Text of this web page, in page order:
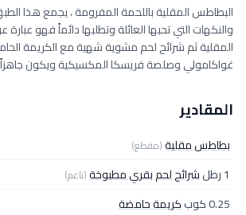
البطاطس المقلية باللحمة المفرومة ، يجمع هذا
والنكهات التي تحبها العائلة وتطلبها دائماً فهو
المقلية ثم شرائح لحم مشوية شهية مع الكريمة
غواكامولي وصلصة فريسكا المكسيكية ويكون
المقادير
بطاطس مقلية(مقطع)
1 رطل شرائح لحم بقري مطبوخة(ناعم)
0.25 كوب
كريمة حامضة